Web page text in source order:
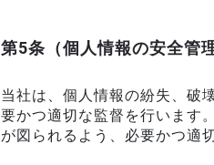
第5条（個人情報の安全管理
当社は、個人情報の紛失、破
要かつ適切な監督を行います
が図られるよう、必要かつ適